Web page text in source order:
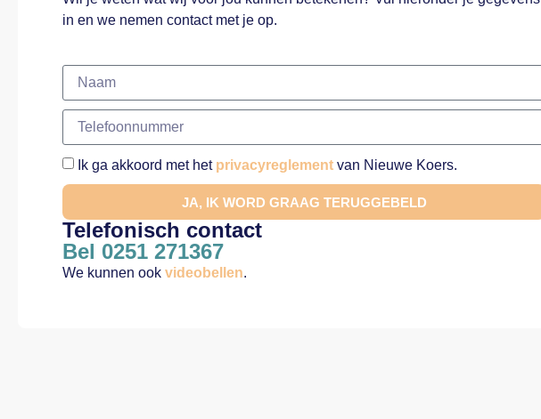
in en we nemen contact met je op.
Ik ga akkoord met het privacyreglement van Nieuwe Koers.
JA, IK WORD GRAAG TERUGGEBELD
Telefonisch contact
Bel 0251 271367
We kunnen ook videobellen.